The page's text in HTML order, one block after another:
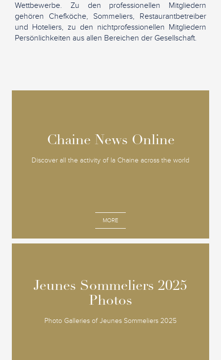
Wettbewerbe. Zu den professionellen Mitgliedern
gehören Chefköche, Sommeliers, Restaurantbetreiber
und Hoteliers, zu den nichtprofessionellen Mitgliedern
Persönlichkeiten aus allen Bereichen der Gesellschaft.
Chaine News Online
Discover all the activity of la Chaine across the world
MORE
Chaine News Online
Jeunes Sommeliers 2025
Photos
Photo Galleries of Jeunes Sommeliers 2025
Jeunes Sommeliers 2025
Photos